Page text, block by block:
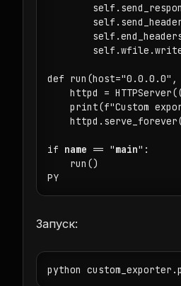
def run(host="0.0.0.0",
httpd =
print(f"Custom
if name == "main":
    run()
PY
Запуск:
python